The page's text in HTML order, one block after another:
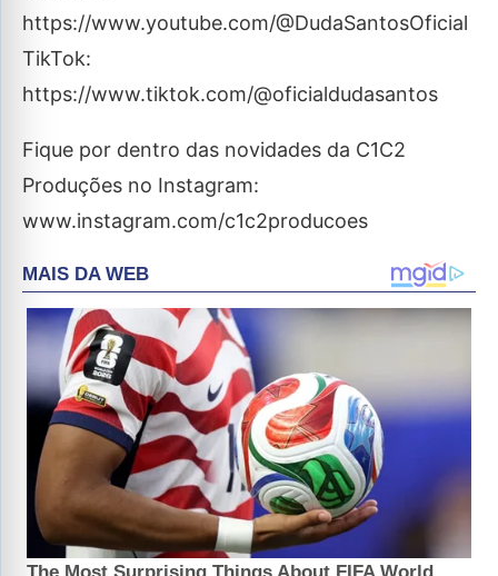
https://www.youtube.com/@DudaSantosOficial
TikTok:
https://www.tiktok.com/@oficialdudasantos
Fique por dentro das novidades da C1C2
Produções no Instagram:
www.instagram.com/c1c2producoes